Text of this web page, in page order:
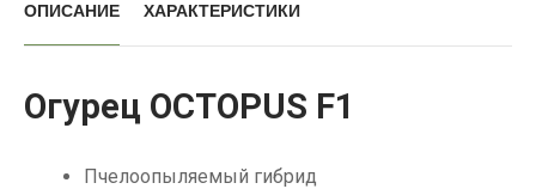
ОПИСАНИЕ ХАРАКТЕРИСТИКИ
Огурец OCTOPUS F1
Пчелоопыляемый гибрид